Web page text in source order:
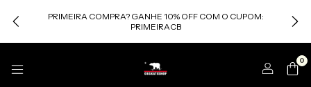
PRIMEIRA COMPRA? GANHE 10% OFF COM O CUPOM:
PRIMEIRACB
0